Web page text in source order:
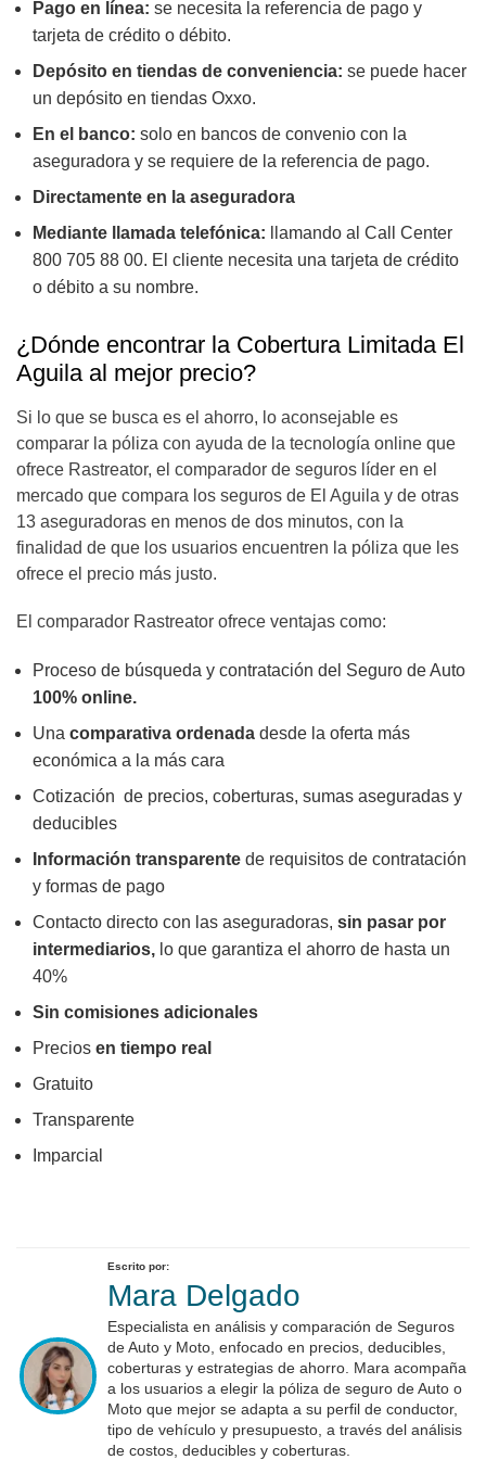
Pago en línea: se necesita la referencia de pago y
tarjeta de crédito o débito.
Depósito en tiendas de conveniencia: se puede hacer
un depósito en tiendas Oxxo.
En el banco: solo en bancos de convenio con la
aseguradora y se requiere de la referencia de pago.
Directamente en la aseguradora
Mediante llamada telefónica:
llamando al Call Center
800 705 88 00. El cliente necesita una tarjeta de crédito
o débito a su nombre.
¿Dónde encontrar la Cobertura Limitada El
Aguila al mejor precio?
Si lo que se busca es el ahorro, lo aconsejable es
comparar la póliza con ayuda de la tecnología online que
ofrece Rastreator, el comparador de seguros líder en el
mercado que compara los seguros de El Aguila y de otras
13 aseguradoras en menos de dos minutos, con la
finalidad de que los usuarios encuentren la póliza que les
ofrece el precio más justo.
El comparador Rastreator ofrece ventajas como:
Proceso de búsqueda y contratación del Seguro de Auto
100% online.
Una comparativa ordenada desde la oferta más
económica a la más cara
Cotización de precios, coberturas, sumas aseguradas y
deducibles
Información transparente de requisitos de contratación
y formas de pago
Contacto directo con las aseguradoras, sin pasar por
intermediarios, lo que garantiza el ahorro de hasta un
40%
Sin comisiones adicionales
Precios en tiempo real
Gratuito
Transparente
Imparcial
Escrito por:
Mara Delgado
Especialista en análisis y comparación de Seguros
de Auto y Moto, enfocado en precios, deducibles,
coberturas y estrategias de ahorro. Mara acompaña
a los usuarios a elegir la póliza de seguro de Auto o
Moto que mejor se adapta a su perfil de conductor,
tipo de vehículo y presupuesto, a través del análisis
de costos, deducibles y coberturas.